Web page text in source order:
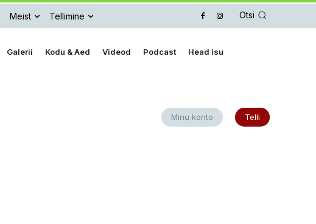
Meist Tellimine Otsi
Galerii Kodu & Aed Videod Podcast Head isu
Minu konto Telli